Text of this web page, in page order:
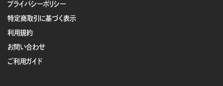
プライバシーポリシー
特定商取引に基づく表示
利用規約
お問い合わせ
ご利用ガイド